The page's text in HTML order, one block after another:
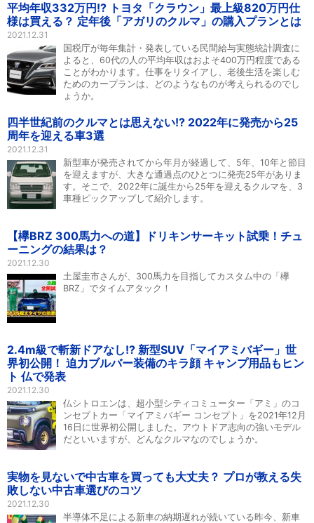
平均年収332万円!? トヨタ「クラウン」最上級820万円仕
様は買える？ 定年後「アガリのクルマ」の購入プランとは
2021.12.31
国税庁が毎年集計・発表している民間給与実態統計調査に
よると、60代の人の平均年収はおよそ400万円程度である
ことがわかります。仕事をリタイアし、老後生活を楽しむ
ためのカープランは、どのようなものが考えられるのでし
ょうか。
四半世紀前のクルマとは思えない!? 2022年に発売から25
周年を迎える車3選
2021.12.31
新型車が発売されてから年月が経過して、5年、10年と節目
を迎えますが、大きな通過点のひとつに発売25年がありま
す。そこで、2022年に誕生から25年を迎えるクルマを、3
車種ピックアップして紹介します。
【欅BRZ 300馬力への道】ドリキンサーキット試乗！チュ
ーニングの結果は？
2021.12.30
土屋圭市さんが、300馬力を目指してカスタム中の「欅
BRZ」でタイムアタック！
2.4m級で斬新ドアなし!? 新型SUV「マイアミバギー」世
界初公開！ 迫力ブルバー装備のキラ顔 キャンプ用品もヒン
ト 仏で発表
2021.12.30
仏シトロエンは、超小型シティコミューター「アミ」のコ
ンセプトカー「マイアミバギー コンセプト」を2021年12月
16日に世界初公開しました。アウトドア志向の強いモデル
だといいますが、どんなクルマなのでしょうか。
実物を見ないで中古車を買っても大丈夫？ プロが教える失
敗しない中古車選びのコツ
2021.12.30
半導体不足による新車の納期遅れが続いている昨今、新車